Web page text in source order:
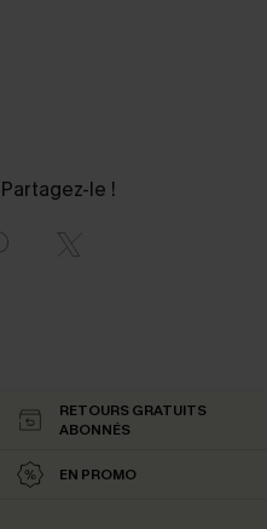
le !
RETOURS GRATUITS
ABONNÉS
EN PROMO